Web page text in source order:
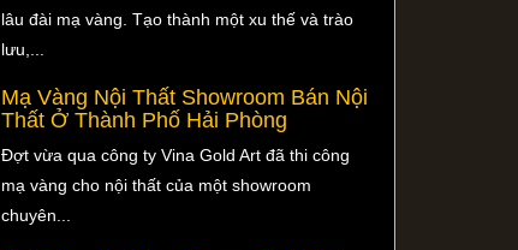
lâu đài mạ vàng. Tạo thành một xu thế và trào
lưu,...
Mạ Vàng Nội Thất Showroom Bán Nội
Thất Ở Thành Phố Hải Phòng
Đợt vừa qua công ty Vina Gold Art đã thi công
mạ vàng cho nội thất của một showroom
chuyên...